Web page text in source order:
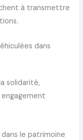
à transmettre
dans
solidarité,
le patrimoine